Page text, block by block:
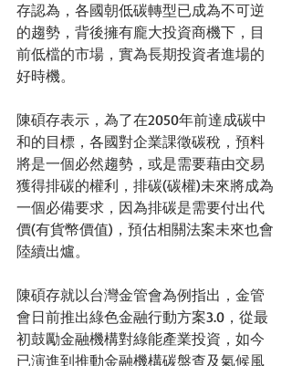
存認為，各國朝低碳轉型已成為不可逆
的趨勢，背後擁有龐大投資商機下，目
前低檔的市場，實為長期投資者進場的
好時機。
陳碩存表示，為了在2050年前達成碳中
和的目標，各國對企業課徵碳稅，預料
將是一個必然趨勢，或是需要藉由交易
獲得排碳的權利，排碳(碳權)未來將成為
一個必備要求，因為排碳是需要付出代
價(有貨幣價值)，預估相關法案未來也會
陸續出爐。
陳碩存就以台灣金管會為例指出，金管
會日前推出綠色金融行動方案3.0，從最
初鼓勵金融機構對綠能產業投資，如今
已演進到推動金融機構碳盤查及氣候風